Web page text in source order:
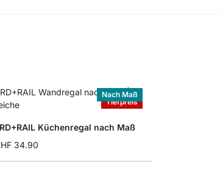
Tiefpreis
Nach Maß
Küchenregal nach Maß
34.90